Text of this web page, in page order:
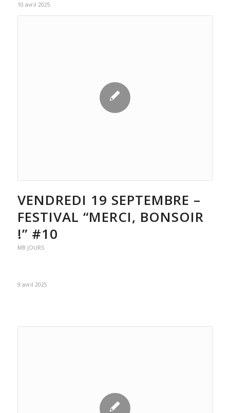
10 avril 2025
VENDREDI 19 SEPTEMBRE –
FESTIVAL “MERCI, BONSOIR
!” #10
MB JOURS
9 avril 2025